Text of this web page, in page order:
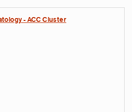
- ACC Cluster